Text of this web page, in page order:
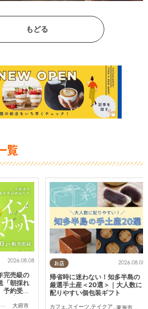
もどる
覧
大府市
2026.08.08
完売級の
「朝採れ
予約受付
,夫婦 トレンド KURUTOHP
お店
東海市
,大府
2026.08.08
帰省時に迷わない！知多半島の
厳選手土産＜20選＞｜大人数に
配りやすい個包装ギフト
カフェ,スイーツ,テイクアウト ,まとめ